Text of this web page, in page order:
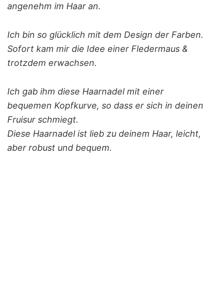
angenehm im Haar an.
Ich bin so glücklich mit dem Design der Farben.
Sofort kam mir die Idee einer Fledermaus &
trotzdem erwachsen.
Ich gab ihm diese Haarnadel mit einer
bequemen Kopfkurve, so dass er sich in deinen
Fruisur schmiegt.
Diese Haarnadel ist lieb zu deinem Haar, leicht,
aber robust und bequem.